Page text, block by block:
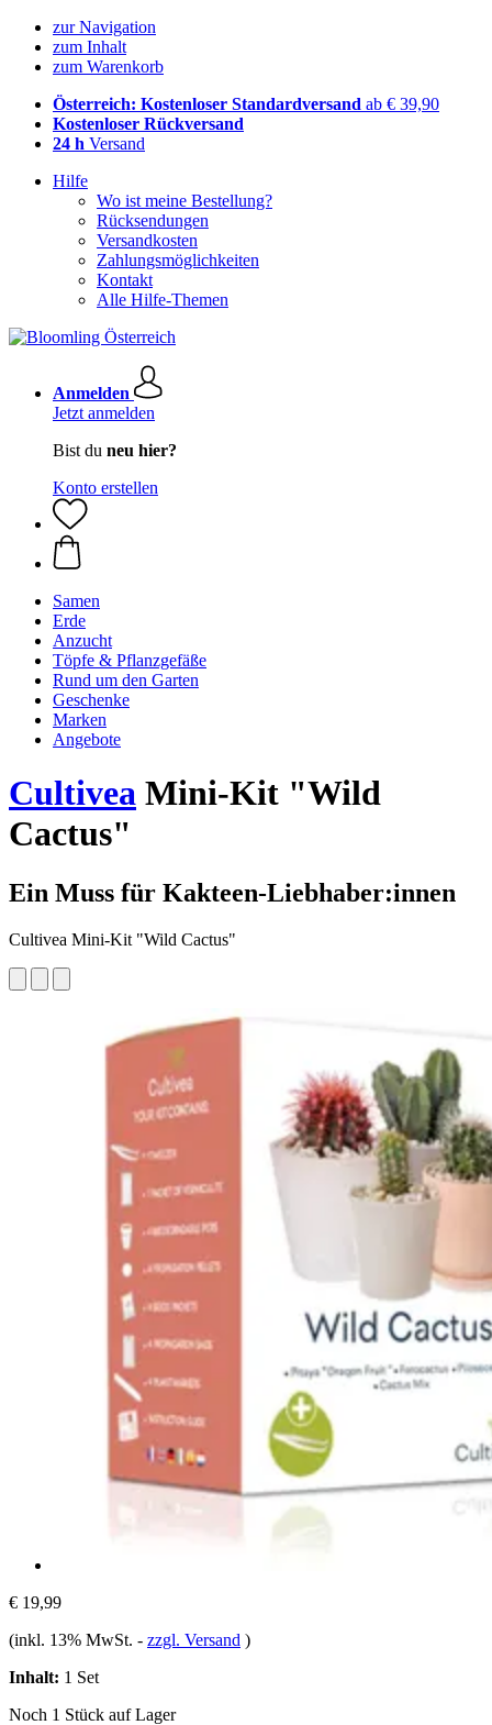
zur Navigation
zum Inhalt
zum Warenkorb
Österreich: Kostenloser Standardversand ab € 39,90
Kostenloser Rückversand
24 h Versand
Hilfe
Wo ist meine Bestellung?
Rücksendungen
Versandkosten
Zahlungsmöglichkeiten
Kontakt
Alle Hilfe-Themen
Anmelden
Jetzt anmelden
Bist du neu hier?
Konto erstellen
Samen
Erde
Anzucht
Töpfe & Pflanzgefäße
Rund um den Garten
Geschenke
Marken
Angebote
Cultivea Mini-Kit "Wild
Cactus"
Ein Muss für Kakteen-Liebhaber:innen
Cultivea Mini-Kit "Wild Cactus"
€ 19,99
(inkl. 13% MwSt. - zzgl. Versand )
Inhalt: 1 Set
Noch 1 Stück auf Lager